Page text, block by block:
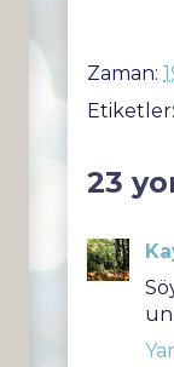
Zaman:
Etiketler:
23